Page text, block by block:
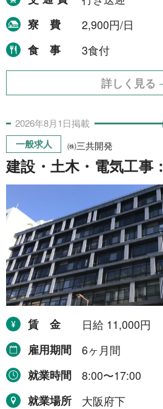
寮費
2,900円/日
食事
3食付
詳しく見る
2026年8月1日掲載
一般求人 ㈱三共開発
建設・土木・電気工事：
賃金
日給 11,000円
雇用期間
6ヶ月間
就業時間
8:00〜17:00
就業場所
大阪府下